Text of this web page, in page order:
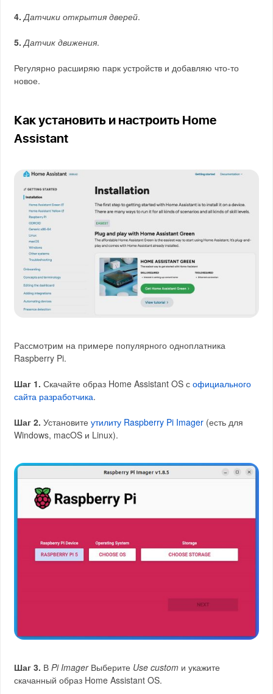
4. Датчики открытия дверей.
5. Датчик движения.
Регулярно расширяю парк устройств и добавляю что-то
новое.
Как установить и настроить Home
Assistant
Рассмотрим на примере популярного одноплатника
Raspberry Pi.
Шаг 1. Скачайте образ Home Assistant OS софициального
сайта разработчика.
Шаг 2. Установитеутилиту Raspberry Pi Imager (есть для
Windows, macOS и Linux).
Шаг 3. ВPi ImagerВыберите Use custom и укажите
скачанный образ Home Assistant OS.